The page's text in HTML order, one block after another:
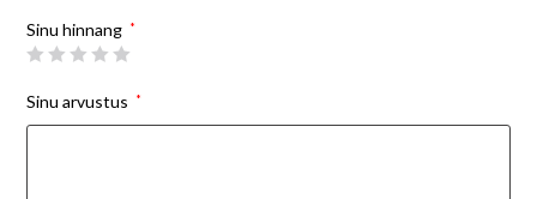
Sinu hinnang *
Sinu arvustus *